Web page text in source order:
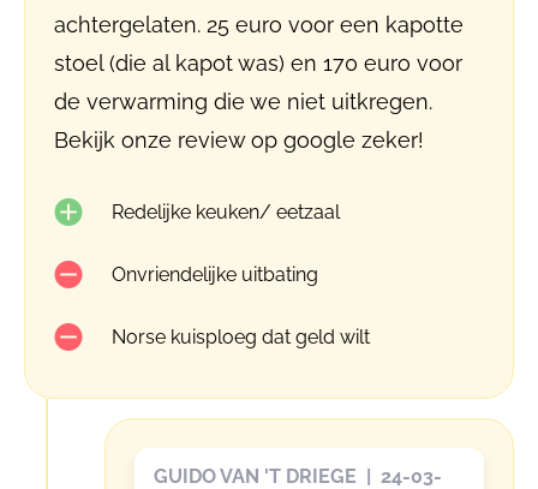
achtergelaten. 25 euro voor een kapotte
stoel (die al kapot was) en 170 euro voor
de verwarming die we niet uitkregen.
Bekijk onze review op google zeker!
Redelijke keuken/ eetzaal
Onvriendelijke uitbating
Norse kuisploeg dat geld wilt
GUIDO VAN 'T DRIEGE | 24-03-